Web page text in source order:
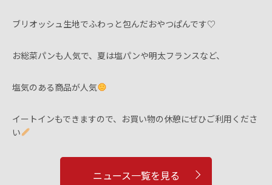
ブリオッシュ生地でふわっと包んだおやつぱんです♡
お総菜パンも人気で、夏は塩パンや明太フランスなど、
塩気のある商品が人気
イートインもできますので、お買い物の休憩にぜひご利用くださ
い
ニュース一覧を見る